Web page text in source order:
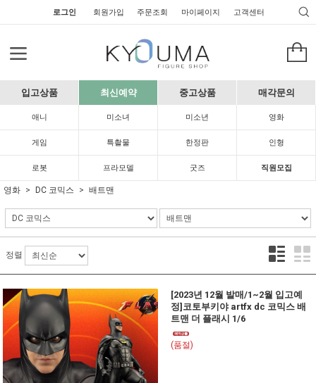
로그인 회원가입 주문조회 마이페이지 고객센터
입고상품 최신예약 중고상품 매각문의
애니 미소녀 미소년 영화
게임 특촬물 한정판 인형
로봇 프라모델 굿즈 직원모집
영화 DC 코믹스 배트맨
정렬
[2023년 12월 발매/1~2월 입고예
정]코토부키야 artfx dc 코믹스 배
트맨 더 플래시 1/6
(품절)